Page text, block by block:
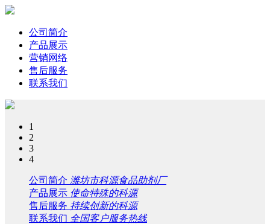
公司简介
产品展示
营销网络
售后服务
联系我们
1
2
3
4
公司简介 潍坊市科源食品助剂厂
产品展示 使命特殊的科源
售后服务 持续创新的科源
联系我们 全国客户服务热线